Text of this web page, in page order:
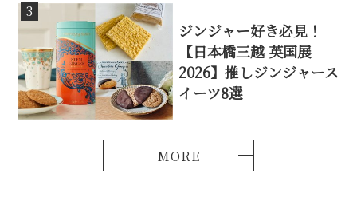
3
ジンジャー好き必見！
【日本橋三越 英国展
2026】推しジンジャース
イーツ8選